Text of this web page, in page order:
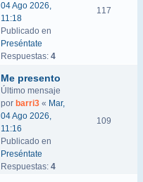
04 Ago 2026,
11:18
Publicado en
Preséntate
Respuestas: 4
117
Me presento
Último mensaje
por barri3 « Mar,
04 Ago 2026,
11:16
Publicado en
Preséntate
Respuestas: 4
109